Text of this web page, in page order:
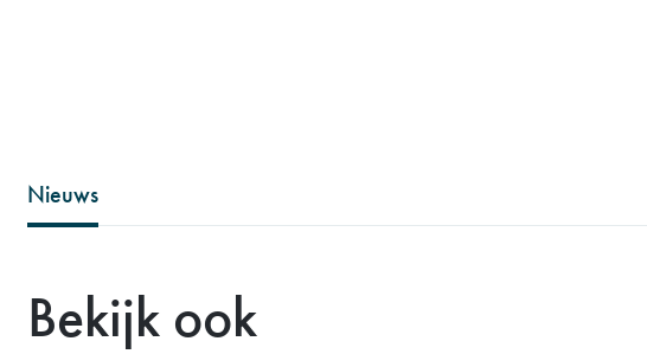
Nieuws
Bekijk ook